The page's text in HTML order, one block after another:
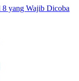
yang Wajib Dicoba